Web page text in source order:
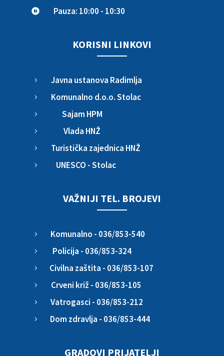
 Pauza: 10:00 - 10:30
KORISNI LINKOVI
5 Javna ustanova Radimlja
5 Komunalno d.o.o. Stolac
5 Sajam HPM
5 Vlada HNŽ
5 Turistička zajednica HNŽ
5 UNESCO - Stolac
VAŽNIJI TEL. BROJEVI
5 Komunalno - 036/853-540
5 Policija - 036/853-324
5 Civilna zaštita - 036/853-107
5 Crveni križ - 036/853-105
5 Vatrogasci - 036/853-212
5 Dom zdravlja - 036/853-444
GRADOVI PRIJATELJI